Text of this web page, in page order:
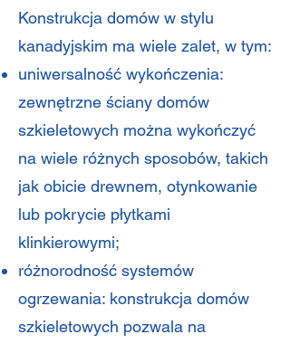
Konstrukcja domów w stylu
kanadyjskim ma wiele zalet, w tym:
uniwersalność wykończenia:
zewnętrzne ściany domów
szkieletowych można wykończyć
na wiele różnych sposobów, takich
jak obicie drewnem, otynkowanie
lub pokrycie płytkami
klinkierowymi;
różnorodność systemów
ogrzewania: konstrukcja domów
szkieletowych pozwala na